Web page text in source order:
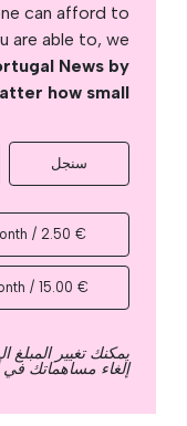
can afford to
are able to, we
News by
how small
سنجل
€ 2.50 / month
€ 15.00 / month
يمكنك تغيير المبلغ
إلغاء مساهماتك